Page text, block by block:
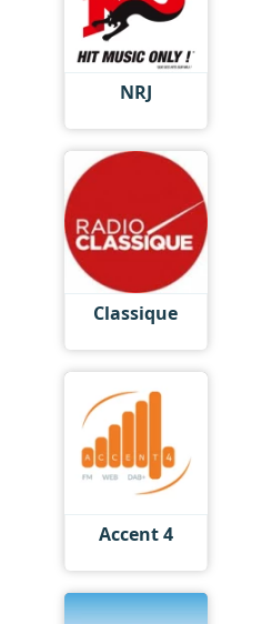
NRJ
Classique
Accent 4